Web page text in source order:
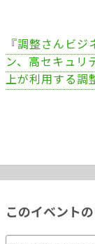
『調整さんビ
ン、高セキュリ
上が利用する調
このイベント